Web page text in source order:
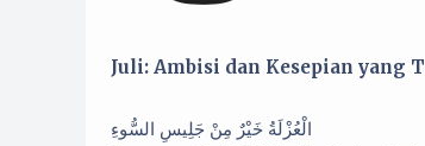
Juli: Ambisi dan Kesepian yang
الْعُزْلَةُ خَيْرٌ مِنْ جَلِيسِ السُّوءِ